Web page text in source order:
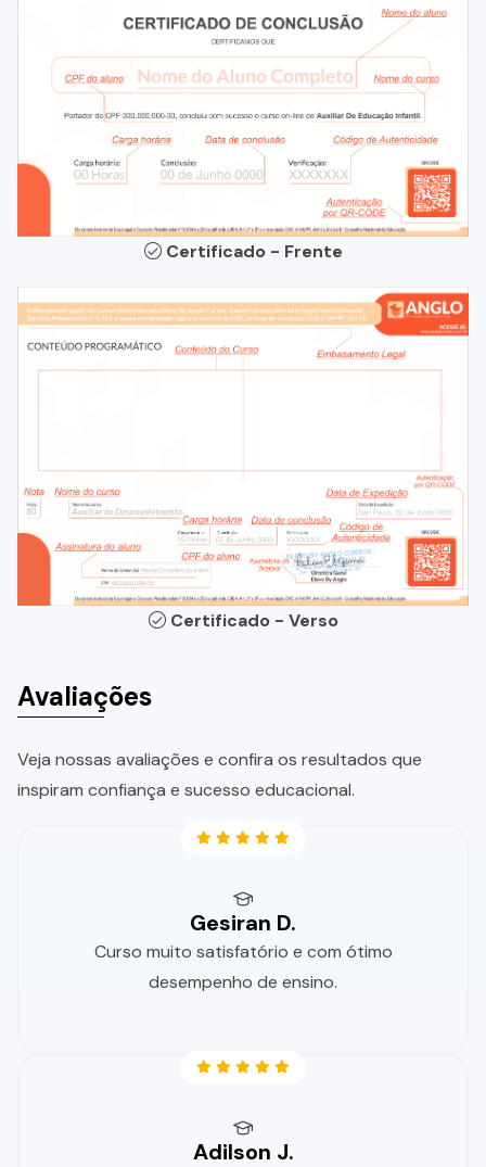
Certificado - Frente
Certificado - Verso
Avaliações
Veja nossas avaliações e confira os resultados que
inspiram confiança e sucesso educacional.
Gesiran D.
Curso muito satisfatório e com ótimo
desempenho de ensino.
Adilson J.